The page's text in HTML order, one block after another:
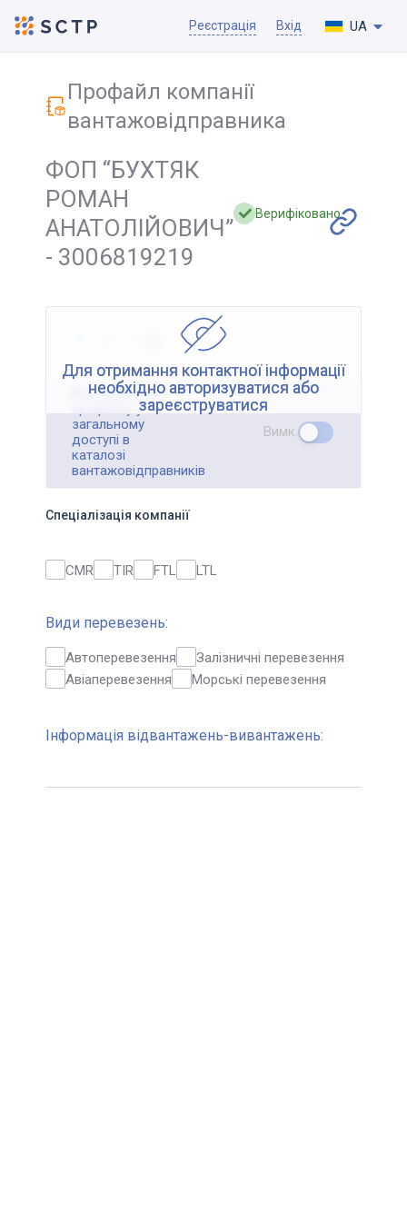
Реєстрація Вхід UA
Профайл компанії
вантажовідправника
ФОП “БУХТЯК
РОМАН
АНАТОЛІЙОВИЧ”
- 3006819219
Верифіковано
Для отримання контактної інформації
необхідно авторизуватися або
зареєструватися
Відображення
профайлу у
загальному
доступі в
каталозі
вантажовідправників
Вимк.
Спеціалізація компанії
CMR TIR FTL LTL
Види перевезень:
Автоперевезення
Залізничні перевезення
Авіаперевезення
Морські перевезення
Інформація відвантажень-вивантажень: